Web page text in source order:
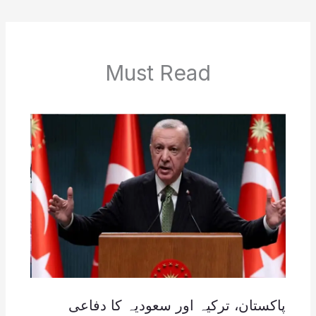
Must Read
پاکستان، ترکیہ اور سعودیہ کا دفاعی